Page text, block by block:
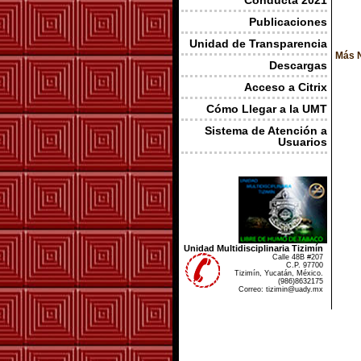
Publicaciones
Unidad de Transparencia
Descargas
Acceso a Citrix
Cómo Llegar a la UMT
Sistema de Atención a
Usuarios
Unidad Multidisciplinaria Tizimín
Calle 48B #207
C.P. 97700
Tizimín, Yucatán, México.
(986)8632175
Correo: tizimin@uady.mx
Más